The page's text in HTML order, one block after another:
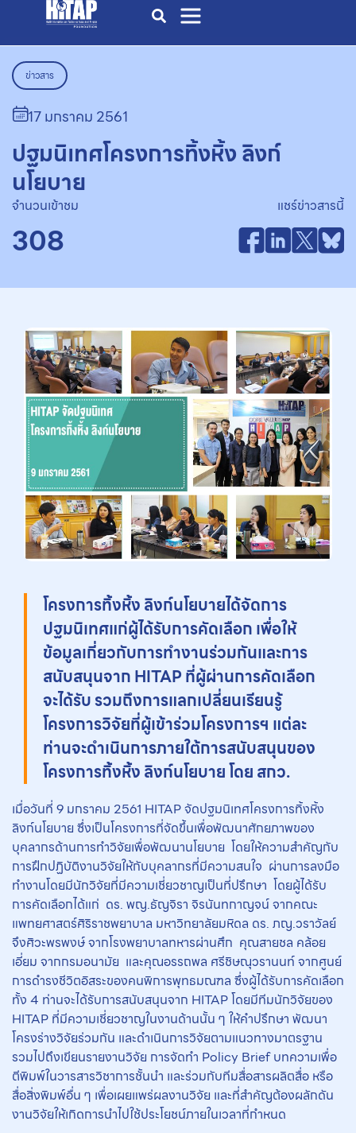
ข่าวสาร
17 มกราคม 2561
ปฐมนิเทศโครงการทิ้งหิ้ง ลิงก์
นโยบาย
จำนวนเข้าชม
308
แชร์ข่าวสารนี้
โครงการทิ้งหิ้ง ลิงก์นโยบายได้จัดการ
ปฐมนิเทศแก่ผู้ได้รับการคัดเลือก เพื่อให้
ข้อมูลเกี่ยวกับการทำงานร่วมกันและการ
สนับสนุนจาก HITAP ที่ผู้ผ่านการคัดเลือก
จะได้รับ รวมถึงการแลกเปลี่ยนเรียนรู้
โครงการวิจัยที่ผู้เข้าร่วมโครงการฯ แต่ละ
ท่านจะดำเนินการภายใต้การสนับสนุนของ
โครงการทิ้งหิ้ง ลิงก์นโยบาย โดย สกว.
เมื่อวันที่ 9 มกราคม 2561 HITAP จัดปฐมนิเทศโครงการทิ้งหิ้ง
ลิงก์นโยบาย ซึ่งเป็นโครงการที่จัดขึ้นเพื่อพัฒนาศักยภาพของ
บุคลากรด้านการทำวิจัยเพื่อพัฒนานโยบาย โดยให้ความสำคัญกับ
การฝึกปฏิบัติงานวิจัยให้กับบุคลากรที่มีความสนใจ ผ่านการลงมือ
ทำงานโดยมีนักวิจัยที่มีความเชี่ยวชาญเป็นที่ปรึกษา โดยผู้ได้รับ
การคัดเลือกได้แก่ ดร. พญ.ธัญจิรา จิรนันทกาญจน์ จากคณะ
แพทยศาสตร์ศิริราชพยาบาล มหาวิทยาลัยมหิดล ดร. ภญ.วราวัลย์
จึงศิวะพรพงษ์ จากโรงพยาบาลทหารผ่านศึก คุณสายชล คล้อย
เอี่ยม จากกรมอนามัย และคุณอรรถพล ศรีชิษณุวรานนท์ จากศูนย์
การดำรงชีวิตอิสระของคนพิการพุทธมณฑล ซึ่งผู้ได้รับการคัดเลือก
ทั้ง 4 ท่านจะได้รับการสนับสนุนจาก HITAP โดยมีทีมนักวิจัยของ
HITAP ที่มีความเชี่ยวชาญในงานด้านนั้น ๆ ให้คำปรึกษา พัฒนา
โครงร่างวิจัยร่วมกัน และดำเนินการวิจัยตามแนวทางมาตรฐาน
รวมไปถึงเขียนรายงานวิจัย การจัดทำ Policy Brief บทความเพื่อ
ตีพิมพ์ในวารสารวิชาการชั้นนำ และร่วมกับทีมสื่อสารผลิตสื่อ หรือ
สื่อสิ่งพิมพ์อื่น ๆ เพื่อเผยแพร่ผลงานวิจัย และที่สำคัญต้องผลักดัน
งานวิจัยให้เกิดการนำไปใช้ประโยชน์ภายในเวลาที่กำหนด